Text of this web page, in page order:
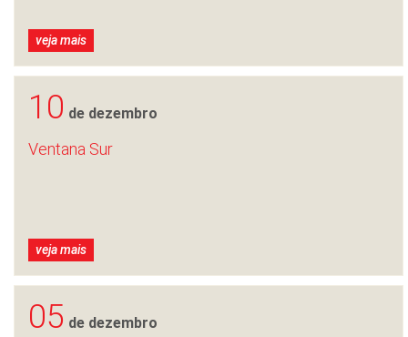
veja mais
10 de dezembro
Ventana Sur
veja mais
05 de dezembro